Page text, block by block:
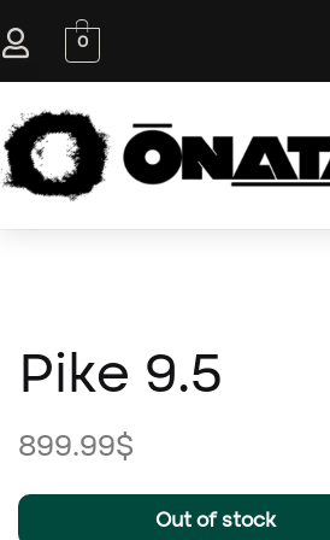
0
Pike 9.5
899.99$
Out of stock